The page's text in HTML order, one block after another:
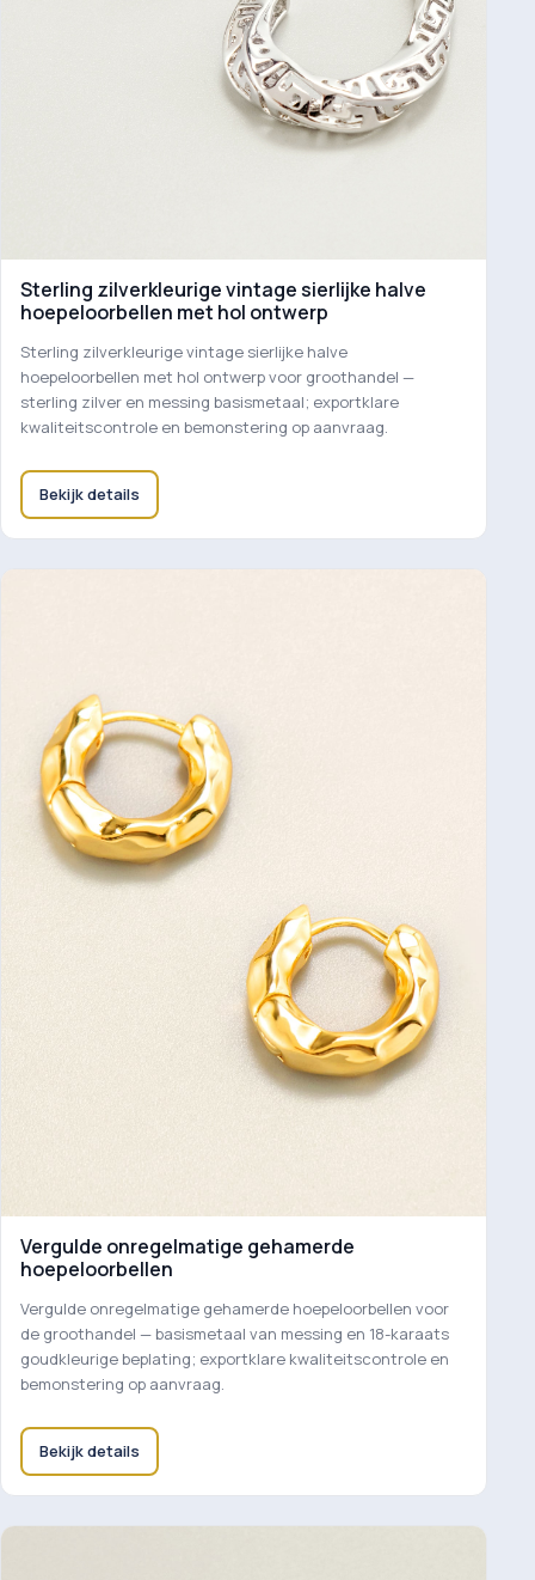
Sterling zilverkleurige vintage sierlijke halve
hoepeloorbellen met hol ontwerp
Sterling zilverkleurige vintage sierlijke halve
hoepeloorbellen met hol ontwerp voor groothandel —
sterling zilver en messing basismetaal; exportklare
kwaliteitscontrole en bemonstering op aanvraag.
Bekijk details
Vergulde onregelmatige gehamerde
hoepeloorbellen
Vergulde onregelmatige gehamerde hoepeloorbellen voor
de groothandel — basismetaal van messing en 18-karaats
goudkleurige beplating; exportklare kwaliteitscontrole en
bemonstering op aanvraag.
Bekijk details